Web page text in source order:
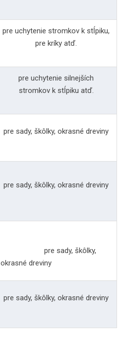
pre uchytenie stromkov k stĺpiku,
pre kríky atď.
pre uchytenie silnejších
stromkov k stĺpiku atď.
pre sady, škôlky, okrasné dreviny
pre sady, škôlky, okrasné dreviny
pre sady, škôlky,
okrasné dreviny
pre sady, škôlky, okrasné dreviny